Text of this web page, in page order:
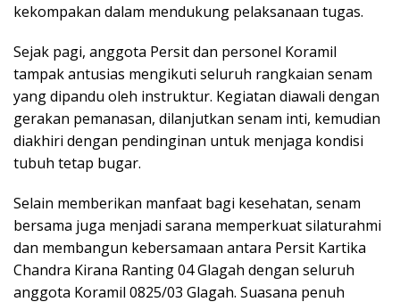
kekompakan dalam mendukung pelaksanaan tugas.
Sejak pagi, anggota Persit dan personel Koramil
tampak antusias mengikuti seluruh rangkaian senam
yang dipandu oleh instruktur. Kegiatan diawali dengan
gerakan pemanasan, dilanjutkan senam inti, kemudian
diakhiri dengan pendinginan untuk menjaga kondisi
tubuh tetap bugar.
Selain memberikan manfaat bagi kesehatan, senam
bersama juga menjadi sarana memperkuat silaturahmi
dan membangun kebersamaan antara Persit Kartika
Chandra Kirana Ranting 04 Glagah dengan seluruh
anggota Koramil 0825/03 Glagah. Suasana penuh